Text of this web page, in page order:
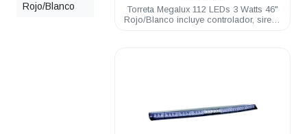
Rojo/Blanco
Torreta Megalux 112 LEDs 3 Watts 46"
Rojo/Blanco incluye controlador, sirena